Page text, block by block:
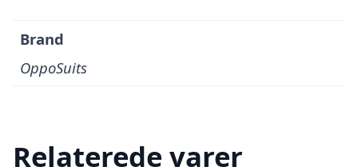
Brand
OppoSuits
Relaterede varer